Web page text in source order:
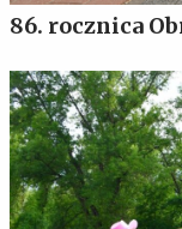
86. rocznica